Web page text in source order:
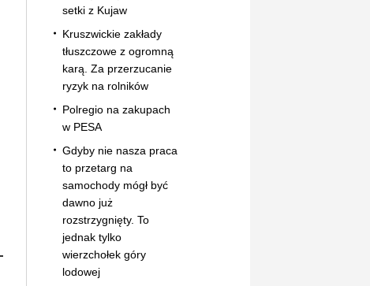
setki z Kujaw
Kruszwickie zakłady
tłuszczowe z ogromną
karą. Za przerzucanie
ryzyk na rolników
Polregio na zakupach
w PESA
Gdyby nie nasza praca
to przetarg na
samochody mógł być
dawno już
rozstrzygnięty. To
jednak tylko
wierzchołek góry
lodowej